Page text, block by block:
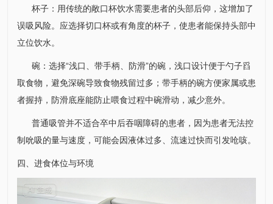
杯子：用传统的敞口杯饮水需要患者的头部后仰，这增加了
误吸风险。应选择切口杯或有角度的杯子，使患者能保持头部中
立位饮水。
碗：选择“浅口、带手柄、防滑”的碗，浅口设计便于勺子舀
取食物，避免深碗导致食物残留过多；带手柄的碗方便家属或患
者握持，防滑底座能防止喂食过程中碗滑动，减少意外。
普通吸管并不适合卒中后吞咽障碍的患者，因为患者无法控
制吮吸的量与速度，可能会因液体过多、流速过快而引发呛咳。
四、进食体位与环境